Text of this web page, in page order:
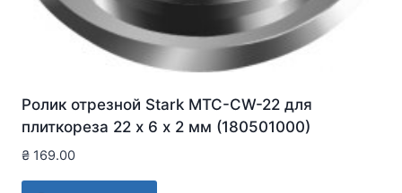
Ролик отрезной Stark MTC-CW-22 для
плиткореза 22 х 6 х 2 мм (180501000)
₴ 169.00